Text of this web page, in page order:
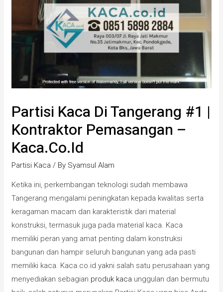
Partisi Kaca Di Tangerang #1 |
Kontraktor Pemasangan –
Kaca.co.id
Partisi Kaca / By Syamsul Alam
Ketika ini, perkembangan teknologi sudah membawa
Tangerang mengalami peningkatan kepada kwalitas serta
keragaman macam dan karakteristik dari material
konstruksi, termasuk juga pada material kaca. Kaca
memiliki peran yang amat penting dalam konstruksi
bangunan dan hampir seluruh bangunan yang ada pasti
memiliki kaca. Kaca.co.id yakni salah satu perusahaan yang
menyediakan sebagian produk kaca unggulan dan bermutu